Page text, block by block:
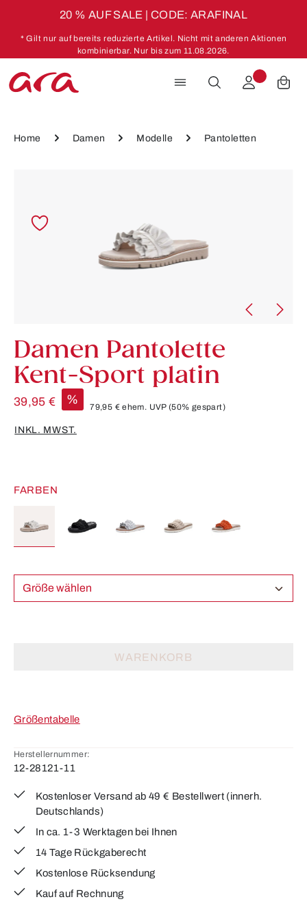
20 % AUF SALE | CODE: ARAFINAL
* Gilt nur auf bereits reduzierte Artikel. Nicht mit anderen Aktionen
kombinierbar. Nur bis zum 11.08.2026.
Home Damen Modelle Pantoletten
Damen Pantolette
Kent-Sport platin
39,95 € %
79,95 €ehem. UVP(50% gespart)
INKL. MWST.
FARBEN
Größe wählen
WARENKORB
Größentabelle
Herstellernummer:
12-28121-11
Kostenloser Versand ab 49 € Bestellwert (innerh.
Deutschlands)
In ca. 1-3 Werktagen bei Ihnen
14 Tage Rückgaberecht
Kostenlose Rücksendung
Kauf auf Rechnung